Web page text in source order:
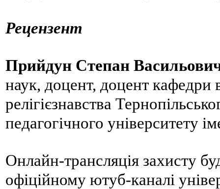
Рецензент
Прийдун Степан
наук, доцент, доцент кафедри
релігієзнавства
педагогічного університету
Онлайн-трансляція захисту
офіційному ютуб-каналі